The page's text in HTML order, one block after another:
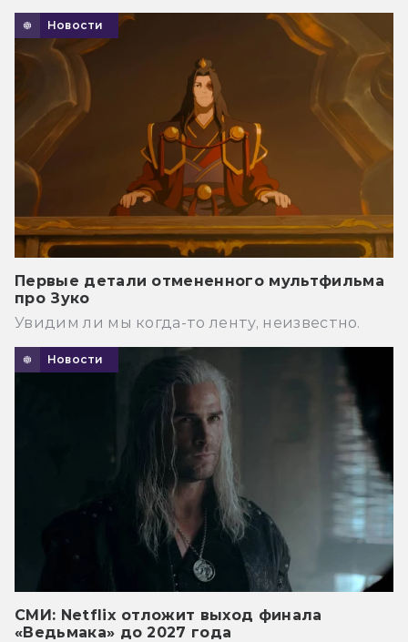
Новости
Первые детали отмененного мультфильма
про Зуко
Увидим ли мы когда-то ленту, неизвестно.
Новости
СМИ: Netflix отложит выход финала
«Ведьмака» до 2027 года